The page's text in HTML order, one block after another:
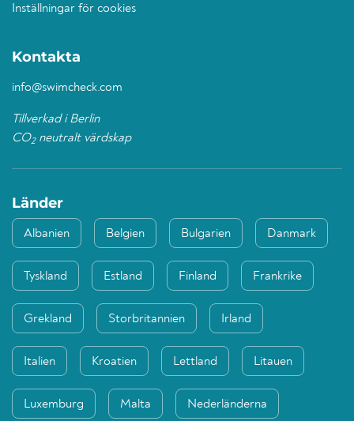
Inställningar för cookies
Kontakta
info@swimcheck.com
Tillverkad i Berlin
CO2neutralt värdskap
Länder
Albanien Belgien Bulgarien Danmark
Tyskland Estland Finland Frankrike
Grekland Storbritannien Irland
Italien Kroatien Lettland Litauen
Luxemburg Malta Nederländerna